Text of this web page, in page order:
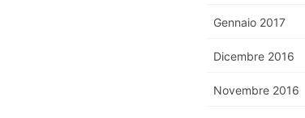
Gennaio 2017
Dicembre 2016
Novembre 2016